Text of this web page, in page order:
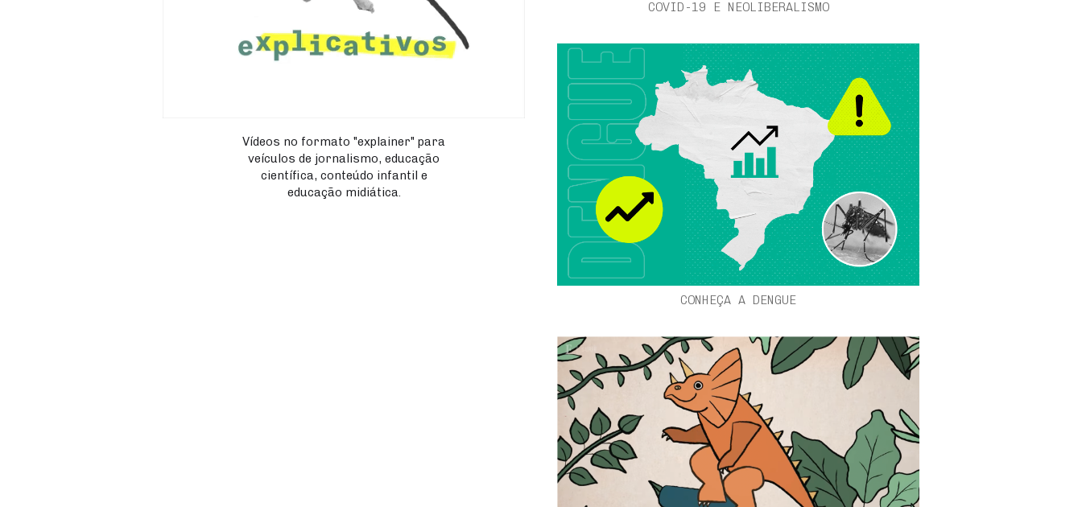
Vídeos no formato "explainer" para
veículos de jornalismo, educação
científica, conteúdo infantil e
educação midiática.
COVID-19 E NEOLIBERALISMO
CONHEÇA A DENGUE